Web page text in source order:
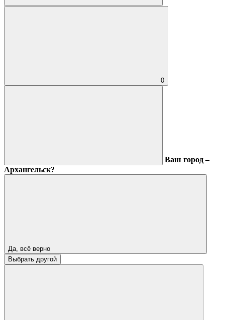
0
Ваш город –
Архангельск?
Да, всё верно
Выбрать другой